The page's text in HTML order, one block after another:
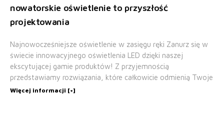
nowatorskie oświetlenie to przyszłość
projektowania
Najnowocześniejsze oświetlenie w zasięgu ręki Zanurz się w
świecie innowacyjnego oświetlenia LED dzięki naszej
ekscytującej gamie produktów! Z przyjemnością
przedstawiamy rozwiązania, które całkowicie odmienią Twoje
Więcej informacji [+]